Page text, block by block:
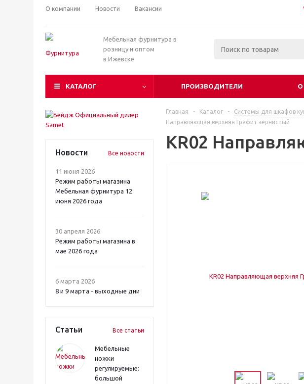
О компании Новости Вакансии
Мебельная фурнитура в
розницу и оптом
в Ижевске
КАТАЛОГ ПРОИЗВОДИТЕЛИ О
Новости Все новости
11 июня 2026
Режим работы магазина
Мебельная фурнитура 12
июня 2026 года
30 апреля 2026
Режим работы магазина в
мае 2026 года
6 марта 2026
8 и 9 марта - выходные дни
Статьи Все статьи
Мебельные
ножки
регулируемые:
большой
Главная - Каталог - Системы для шкафов
Направляющая верхняя Графит зернистый
KR02